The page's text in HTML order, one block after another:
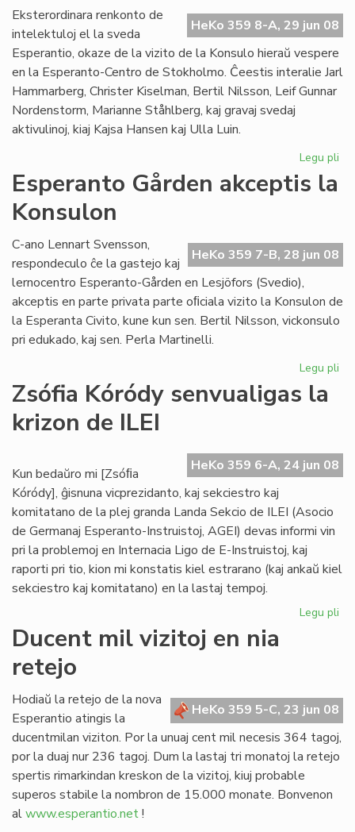
HeKo 359 8-A, 29 jun 08
Eksterordinara renkonto de
intelektuloj el la sveda
Esperantio, okaze de la vizito de la Konsulo hieraŭ vespere
en la Esperanto-Centro de Stokholmo. Ĉeestis interalie Jarl
Hammarberg, Christer Kiselman, Bertil Nilsson, Leif Gunnar
Nordenstorm, Marianne Ståhlberg, kaj gravaj svedaj
aktivulinoj, kiaj Kajsa Hansen kaj Ulla Luin.
Legu pli
Esperanto Gården akceptis la
Konsulon
HeKo 359 7-B, 28 jun 08
C-ano Lennart Svensson,
respondeculo ĉe la gastejo kaj
lernocentro Esperanto-Gården en Lesjöfors (Svedio),
akceptis en parte privata parte oﬁciala vizito la Konsulon de
la Esperanta Civito, kune kun sen. Bertil Nilsson, vickonsulo
pri edukado, kaj sen. Perla Martinelli.
Legu pli
Zsófia Kóródy senvualigas la
krizon de ILEI
HeKo 359 6-A, 24 jun 08
Kun bedaŭro mi [Zsóﬁa
Kóródy], ĝisnuna vicprezidanto, kaj sekciestro kaj
komitatano de la plej granda Landa Sekcio de ILEI (Asocio
de Germanaj Esperanto-Instruistoj, AGEI) devas informi vin
pri la problemoj en Internacia Ligo de E-Instruistoj, kaj
raporti pri tio, kion mi konstatis kiel estrarano (kaj ankaŭ kiel
sekciestro kaj komitatano) en la lastaj tempoj.
Legu pli
Ducent mil vizitoj en nia
retejo
HeKo 359 5-C, 23 jun 08
Hodiaŭ la retejo de la nova
Esperantio atingis la
ducentmilan viziton. Por la unuaj cent mil necesis 364 tagoj,
por la duaj nur 236 tagoj. Dum la lastaj tri monatoj la retejo
spertis rimarkindan kreskon de la vizitoj, kiuj probable
superos stabile la nombron de 15.000 monate. Bonvenon
alwww.esperantio.net!